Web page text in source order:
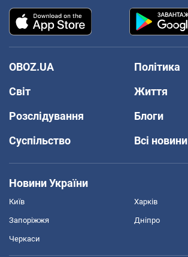
OBOZ.UA
Політика
Світ
Життя
Розслідування
Блоги
Суспільство
Всі новини
Новини України
Київ Харків
Запоріжжя Дніпро
Черкаси